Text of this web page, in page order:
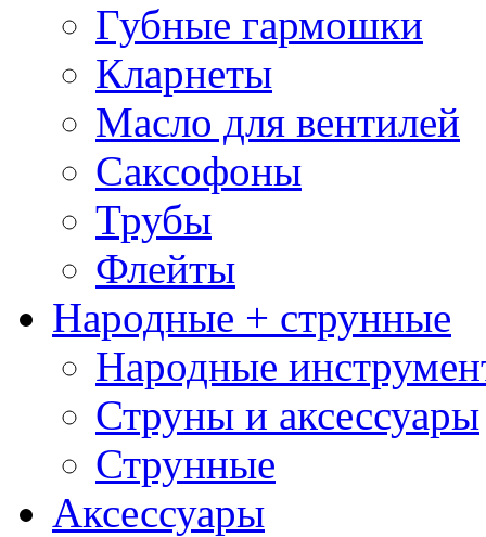
Губные гармошки
Кларнеты
Масло для вентилей
Саксофоны
Трубы
Флейты
Народные + струнные
Народные
Струны и аксессуары
Струнные
Аксессуары